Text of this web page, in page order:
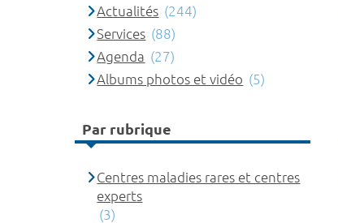
Actualités (244)
Services (88)
Agenda (27)
Albums photos et vidéo (5)
Par rubrique
Centres maladies rares et centres
experts
(3)